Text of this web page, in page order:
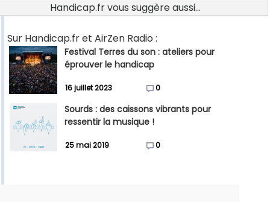
Handicap.fr vous suggère aussi...
Sur Handicap.fr et AirZen Radio :
Festival Terres du son : ateliers pour
éprouver le handicap
16 juillet 2023 0
Sourds : des caissons vibrants pour
ressentir la musique !
25 mai 2019 0